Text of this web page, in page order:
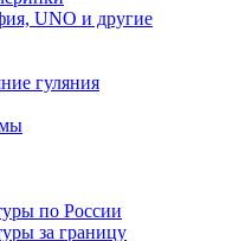
UNO и другие
гуляния
по России
за границу